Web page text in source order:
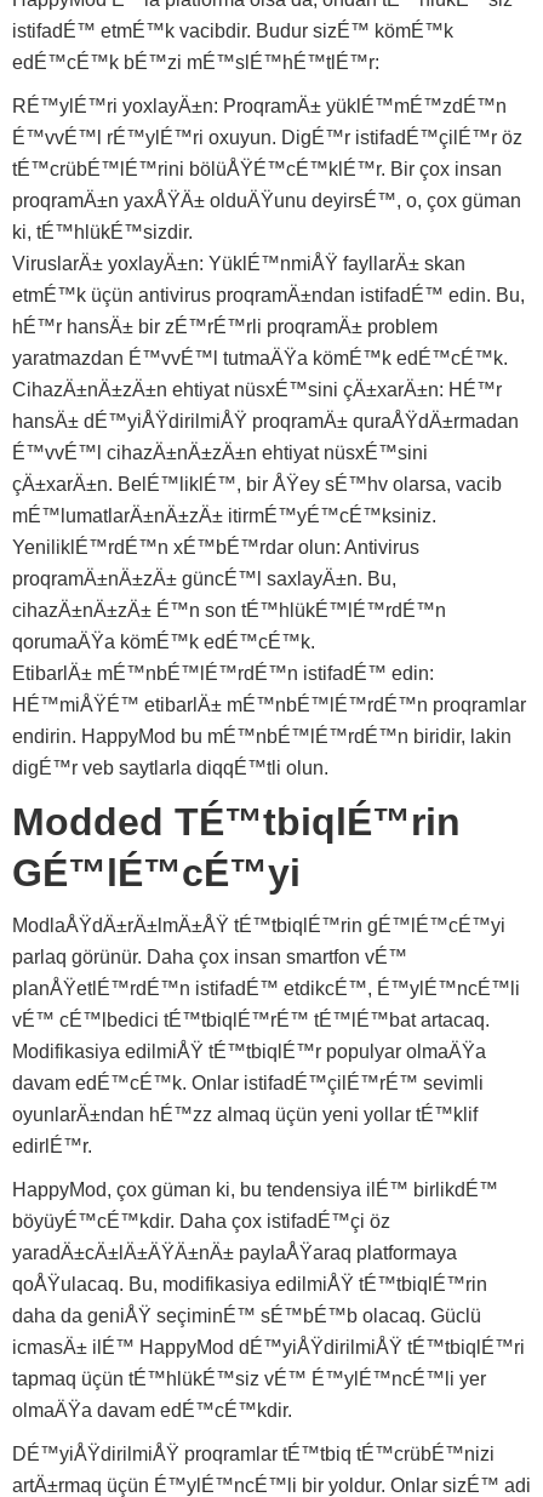
istifadÉ™ etmÉ™k vacibdir. Budur sizÉ™ kömÉ™k
edÉ™cÉ™k bÉ™zi mÉ™slÉ™hÉ™tlÉ™r:
RÉ™ylÉ™ri yoxlayÄ±n: ProqramÄ± yüklÉ™mÉ™zdÉ™n
É™vvÉ™l rÉ™ylÉ™ri oxuyun. DigÉ™r istifadÉ™çilÉ™r öz
tÉ™crübÉ™lÉ™rini bölüÅŸÉ™cÉ™klÉ™r. Bir çox insan
proqramÄ±n yaxÅŸÄ± olduÄŸunu deyirsÉ™, o, çox güman
ki, tÉ™hlükÉ™sizdir.
ViruslarÄ± yoxlayÄ±n: YüklÉ™nmiÅŸ fayllarÄ± skan
etmÉ™k üçün antivirus proqramÄ±ndan istifadÉ™ edin. Bu,
hÉ™r hansÄ± bir zÉ™rÉ™rli proqramÄ± problem
yaratmazdan É™vvÉ™l tutmaÄŸa kömÉ™k edÉ™cÉ™k.
CihazÄ±nÄ±zÄ±n ehtiyat nüsxÉ™sini çÄ±xarÄ±n: HÉ™r
hansÄ± dÉ™yiÅŸdirilmiÅŸ proqramÄ± quraÅŸdÄ±rmadan
É™vvÉ™l cihazÄ±nÄ±zÄ±n ehtiyat nüsxÉ™sini
çÄ±xarÄ±n. BelÉ™liklÉ™, bir ÅŸey sÉ™hv olarsa, vacib
mÉ™lumatlarÄ±nÄ±zÄ± itirmÉ™yÉ™cÉ™ksiniz.
YeniliklÉ™rdÉ™n xÉ™bÉ™rdar olun: Antivirus
proqramÄ±nÄ±zÄ± güncÉ™l saxlayÄ±n. Bu,
cihazÄ±nÄ±zÄ± É™n son tÉ™hlükÉ™lÉ™rdÉ™n
qorumaÄŸa kömÉ™k edÉ™cÉ™k.
EtibarlÄ± mÉ™nbÉ™lÉ™rdÉ™n istifadÉ™ edin:
HÉ™miÅŸÉ™ etibarlÄ± mÉ™nbÉ™lÉ™rdÉ™n proqramlar
endirin. HappyMod bu mÉ™nbÉ™lÉ™rdÉ™n biridir, lakin
digÉ™r veb saytlarla diqqÉ™tli olun.
Modded TÉ™tbiqlÉ™rin
GÉ™lÉ™cÉ™yi
ModlaÅŸdÄ±rÄ±lmÄ±ÅŸ tÉ™tbiqlÉ™rin gÉ™lÉ™cÉ™yi
parlaq görünür. Daha çox insan smartfon vÉ™
planÅŸetlÉ™rdÉ™n istifadÉ™ etdikcÉ™, É™ylÉ™ncÉ™li
vÉ™ cÉ™lbedici tÉ™tbiqlÉ™rÉ™ tÉ™lÉ™bat artacaq.
Modifikasiya edilmiÅŸ tÉ™tbiqlÉ™r populyar olmaÄŸa
davam edÉ™cÉ™k. Onlar istifadÉ™çilÉ™rÉ™ sevimli
oyunlarÄ±ndan hÉ™zz almaq üçün yeni yollar tÉ™klif
edirlÉ™r.
HappyMod, çox güman ki, bu tendensiya ilÉ™ birlikdÉ™
böyüyÉ™cÉ™kdir. Daha çox istifadÉ™çi öz
yaradÄ±cÄ±lÄ±ÄŸÄ±nÄ± paylaÅŸaraq platformaya
qoÅŸulacaq. Bu, modifikasiya edilmiÅŸ tÉ™tbiqlÉ™rin
daha da geniÅŸ seçiminÉ™ sÉ™bÉ™b olacaq. Güclü
icmasÄ± ilÉ™ HappyMod dÉ™yiÅŸdirilmiÅŸ tÉ™tbiqlÉ™ri
tapmaq üçün tÉ™hlükÉ™siz vÉ™ É™ylÉ™ncÉ™li yer
olmaÄŸa davam edÉ™cÉ™kdir.
DÉ™yiÅŸdirilmiÅŸ proqramlar tÉ™tbiq tÉ™crübÉ™nizi
artÄ±rmaq üçün É™ylÉ™ncÉ™li bir yoldur. Onlar sizÉ™ adi